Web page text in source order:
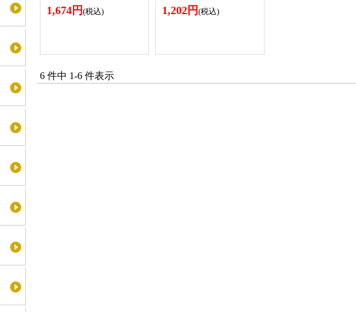
1,674円 (税込) 1,202円 (税込)
6 件中 1-6 件表示